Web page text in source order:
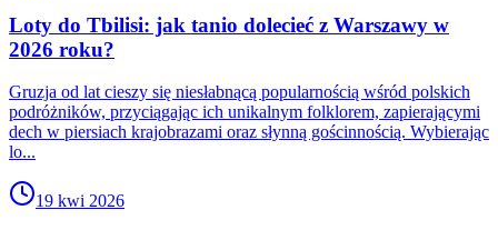
Loty do Tbilisi: jak tanio dolecieć z Warszawy w
2026 roku?
Gruzja od lat cieszy się niesłabnącą popularnością wśród polskich
podróżników, przyciągając ich unikalnym folklorem, zapierającymi
dech w piersiach krajobrazami oraz słynną gościnnością. Wybierając
lo...
19 kwi 2026